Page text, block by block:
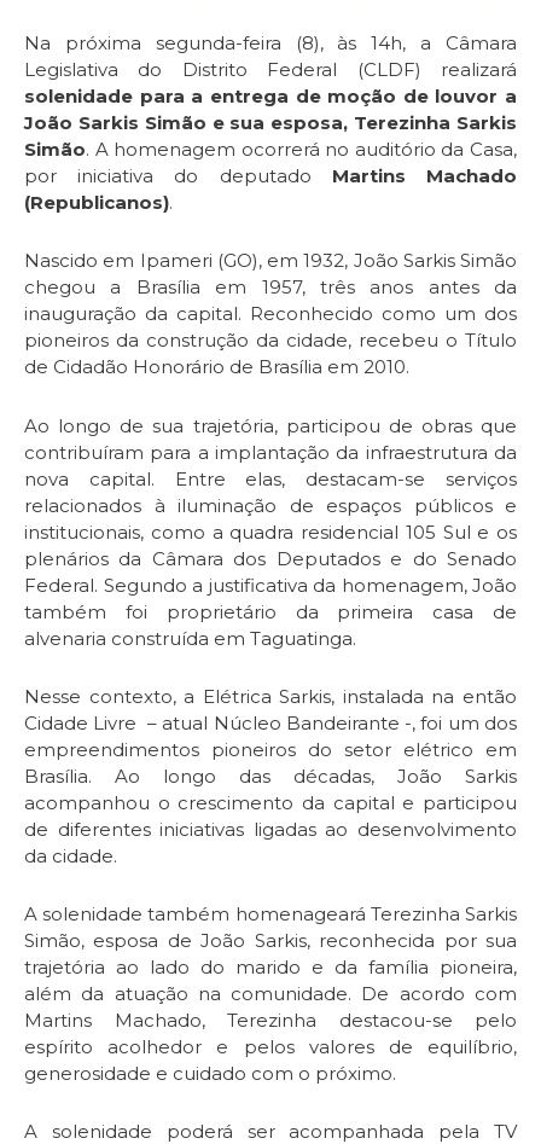
Na próxima segunda-feira (8), às 14h, a Câmara
Legislativa do Distrito Federal (CLDF) realizará
solenidade para a entrega de moção de louvor a
João Sarkis Simão e sua esposa, Terezinha Sarkis
Simão. A homenagem ocorrerá no auditório da Casa,
por iniciativa do deputado Martins Machado
(Republicanos).
Nascido em Ipameri (GO), em 1932, João Sarkis Simão
chegou a Brasília em 1957, três anos antes da
inauguração da capital. Reconhecido como um dos
pioneiros da construção da cidade, recebeu o Título
de Cidadão Honorário de Brasília em 2010.
Ao longo de sua trajetória, participou de obras que
contribuíram para a implantação da infraestrutura da
nova capital. Entre elas, destacam-se serviços
relacionados à iluminação de espaços públicos e
institucionais, como a quadra residencial 105 Sul e os
plenários da Câmara dos Deputados e do Senado
Federal. Segundo a justificativa da homenagem, João
também foi proprietário da primeira casa de
alvenaria construída em Taguatinga.
Nesse contexto, a Elétrica Sarkis, instalada na então
Cidade Livre – atual Núcleo Bandeirante -, foi um dos
empreendimentos pioneiros do setor elétrico em
Brasília. Ao longo das décadas, João Sarkis
acompanhou o crescimento da capital e participou
de diferentes iniciativas ligadas ao desenvolvimento
da cidade.
A solenidade também homenageará Terezinha Sarkis
Simão, esposa de João Sarkis, reconhecida por sua
trajetória ao lado do marido e da família pioneira,
além da atuação na comunidade. De acordo com
Martins Machado, Terezinha destacou-se pelo
espírito acolhedor e pelos valores de equilíbrio,
generosidade e cuidado com o próximo.
A solenidade poderá ser acompanhada pela TV